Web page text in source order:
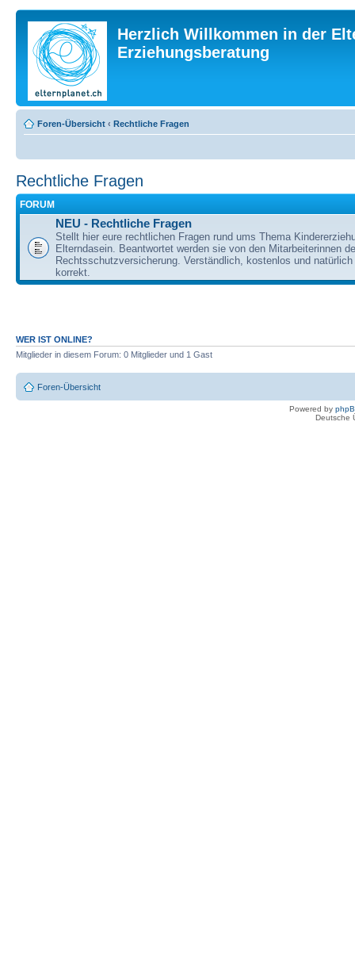
Herzlich Willkommen in der
Erziehungsberatung
Foren-Übersicht ‹ Rechtliche Fragen
Rechtliche Fragen
FORUM
NEU - Rechtliche Fragen
Stellt hier eure rechtlichen Fragen rund ums Thema
Elterndasein. Beantwortet werden sie von den Mitarbeiterinnen
Rechtsschutzversicherung. Verständlich, kostenlos und
korrekt.
WER IST ONLINE?
Mitglieder in diesem Forum: 0 Mitglieder und 1 Gast
Foren-Übersicht
Powered by
Deutsche